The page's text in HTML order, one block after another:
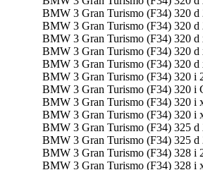
BMW 3 Gran Turismo (F34) 320
BMW 3 Gran Turismo (F34) 320
BMW 3 Gran Turismo (F34) 320
BMW 3 Gran Turismo (F34) 320
BMW 3 Gran Turismo (F34) 320
BMW 3 Gran Turismo (F34) 320 i
BMW 3 Gran Turismo (F34) 320 i
BMW 3 Gran Turismo (F34) 320 i
BMW 3 Gran Turismo (F34) 320 i
BMW 3 Gran Turismo (F34) 325
BMW 3 Gran Turismo (F34) 325
BMW 3 Gran Turismo (F34) 328 i
BMW 3 Gran Turismo (F34) 328 i